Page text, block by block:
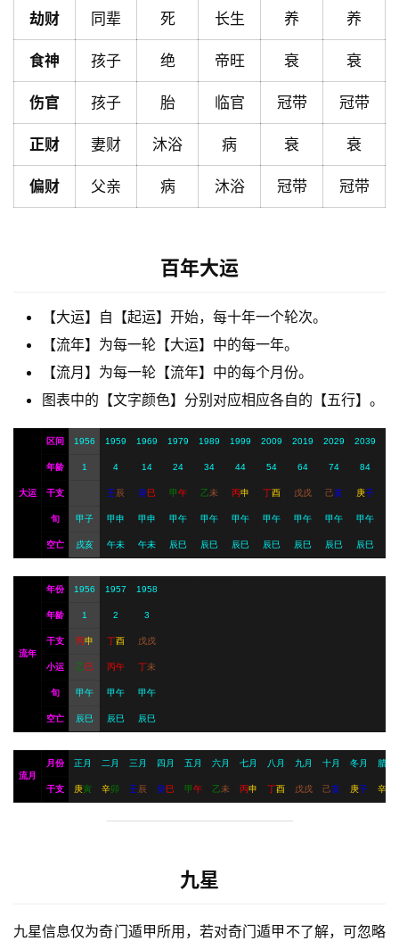
黄
卜
命
梦
劫财 同辈 死 长生 养 养
食神 孩子 绝 帝旺 衰 衰
伤官 孩子 胎 临官 冠带 冠带
正财 妻财 沐浴 病 衰 衰
偏财 父亲 病 沐浴 冠带 冠带
百年大运
【大运】自【起运】开始，每十年一个轮次。
【流年】为每一轮【大运】中的每一年。
【流月】为每一轮【流年】中的每个月份。
图表中的【文字颜色】分别对应相应各自的【五行】。
大运
区间 1956 1959 1969 1979 1989 1999 2009 2019 2029 2039
年龄 1 4 14 24 34 44 54 64 74 84
干支 壬辰 癸巳 甲午 乙未 丙申 丁酉 戊戌 己亥 庚子
旬 甲子 甲申 甲申 甲午 甲午 甲午 甲午 甲午 甲午 甲午
空亡 戌亥 午未 午未 辰巳 辰巳 辰巳 辰巳 辰巳 辰巳 辰巳
流年
年份 1956 1957 1958
年龄 1 2 3
干支 丙申 丁酉 戊戌
小运 乙巳 丙午 丁未
旬 甲午 甲午 甲午
空亡 辰巳 辰巳 辰巳
流月
月份 正月 二月 三月 四月 五月 六月 七月 八月 九月 十月 冬月 腊月
干支 庚寅 辛卯 壬辰 癸巳 甲午 乙未 丙申 丁酉 戊戌 己亥 庚子 辛
九星
九星信息仅为奇门遁甲所用，若对奇门遁甲不了解，可忽略